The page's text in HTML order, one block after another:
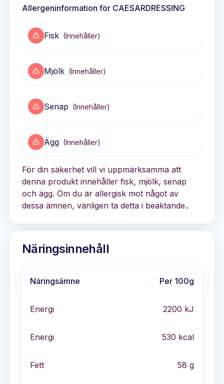
Allergeninformation för CAESARDRESSING
Fisk (Innehåller)
Mjölk (Innehåller)
Senap (Innehåller)
Ägg (Innehåller)
För din säkerhet vill vi uppmärksamma att
denna produkt innehåller fisk, mjölk, senap
och ägg. Om du är allergisk mot något av
dessa ämnen, vänligen ta detta i beaktande..
Näringsinnehåll
Näringsämne Per 100g
Energi 2200 kJ
Energi 530 kcal
Fett 58 g